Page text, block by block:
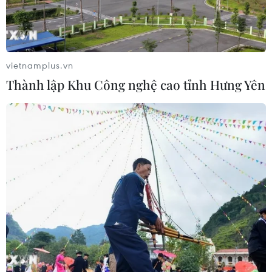
Tổng Biên tập: TRẦN TIẾN DUẨN
Phó Tổng Biên tập: NGUYỄN THỊ TÁM, KHÚC THANH
Quy định sử dụng
RSS
Hỗ trợ
Ngôn ngữ
TTXVN
Dịch vụ tin
Quảng cáo
vietnamplus.vn
Thành lập Khu Công nghệ cao tỉnh Hưng Yên